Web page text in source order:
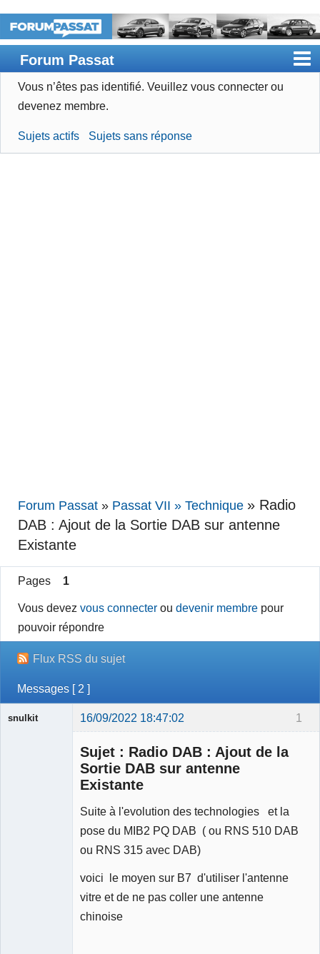
Forum Passat
Accueil
Devenir membre
Vous n’êtes pas identifié. Veuillez vous connecter ou
devenez membre.
Sujets actifs Sujets sans réponse
Forum Passat » Passat VII » Technique » Radio
DAB : Ajout de la Sortie DAB sur antenne
Existante
Pages 1
Vous devezvous connecter oudevenir membre pour
pouvoir répondre
Flux RSS du sujet
Messages [ 2 ]
1
snulkit 16/09/2022 18:47:02
Sujet : Radio DAB : Ajout de la
Sortie DAB sur antenne
Existante
Suite à l'evolution des technologies et la
pose du MIB2 PQ DAB ( ou RNS 510 DAB
ou RNS 315 avec DAB)
voici le moyen sur B7 d'utiliser l'antenne
vitre et de ne pas coller une antenne
chinoise